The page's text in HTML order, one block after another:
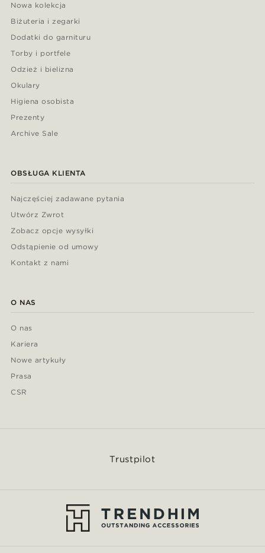
Nowa kolekcja
Biżuteria i zegarki
Dodatki do garnituru
Torby i portfele
Odzież i bielizna
Okulary
Higiena osobista
Prezenty
Archive Sale
OBSŁUGA KLIENTA
Najczęściej zadawane pytania
Utwórz Zwrot
Zobacz opcje wysyłki
Odstąpienie od umowy
Kontakt z nami
O NAS
O nas
Kariera
Nowe artykuły
Prasa
CSR
Trustpilot